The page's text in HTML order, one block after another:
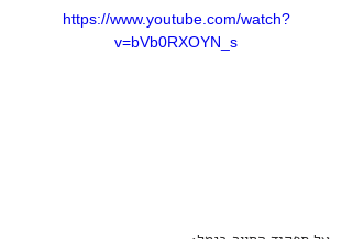
https://www.youtube.com/watch?
v=bVb0RXOYN_s